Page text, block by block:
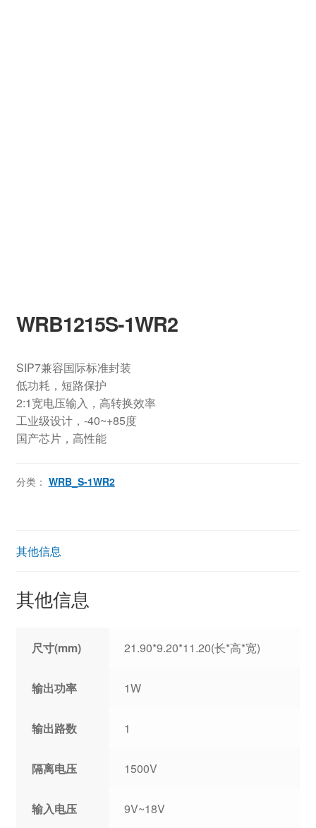
WRB1215S-1WR2
SIP7兼容国际标准封装
低功耗，短路保护
2:1宽电压输入，高转换效率
工业级设计，-40~+85度
国产芯片，高性能
分类： WRB_S-1WR2
其他信息
其他信息
尺寸(mm) 21.90*9.20*11.20(长*高*宽)
输出功率 1W
输出路数 1
隔离电压 1500V
输入电压 9V~18V